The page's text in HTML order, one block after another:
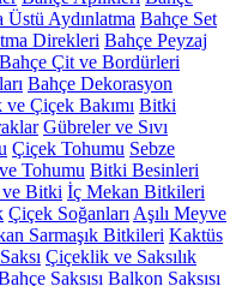
Üstü Aydınlatma Bahçe Set
Direkleri Bahçe Peyzaj
Bahçe Çit ve Bordürleri
Bahçe Dekorasyon
ve Çiçek Bakımı Bitki
Gübreler ve Sıvı
Çiçek Tohumu Sebze
Tohumu Bitki Besinleri
Bitki İç Mekan Bitkileri
Çiçek Soğanları Aşılı Meyve
Sarmaşık Bitkileri Kaktüs
Çiçeklik ve Saksılık
Saksısı Balkon Saksısı